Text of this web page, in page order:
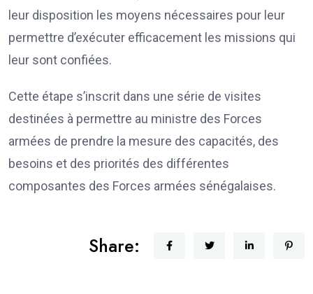
leur disposition les moyens nécessaires pour leur
permettre d’exécuter efficacement les missions qui
leur sont confiées.
Cette étape s’inscrit dans une série de visites
destinées à permettre au ministre des Forces
armées de prendre la mesure des capacités, des
besoins et des priorités des différentes
composantes des Forces armées sénégalaises.
Share: